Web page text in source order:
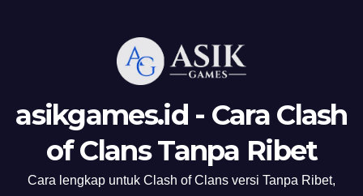
asikgames.id - Cara Clash
of Clans Tanpa Ribet
Cara lengkap untuk Clash of Clans versi Tanpa Ribet,